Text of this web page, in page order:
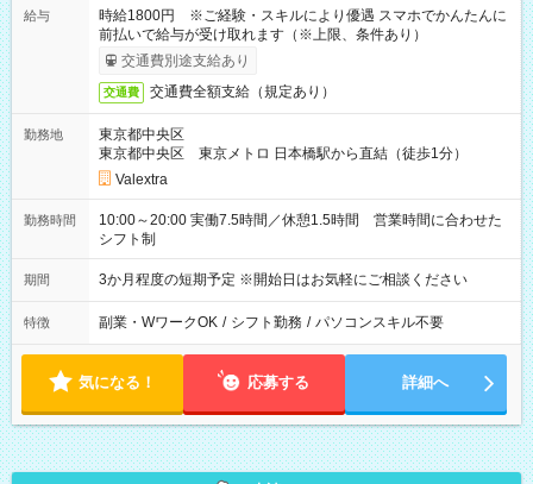
給与
時給1800円 ※ご経験・スキルにより優遇 スマホでかんたんに
前払いで給与が受け取れます（※上限、条件あり）
交通費別途支給あり
交通費 交通費全額支給（規定あり）
勤務地
東京都中央区
東京都中央区 東京メトロ 日本橋駅から直結（徒歩1分）
Valextra
勤務時間
10:00～20:00 実働7.5時間／休憩1.5時間 営業時間に合わせた
シフト制
期間 3か月程度の短期予定 ※開始日はお気軽にご相談ください
特徴 副業・WワークOK / シフト勤務 / パソコンスキル不要
気になる！ 応募する 詳細へ